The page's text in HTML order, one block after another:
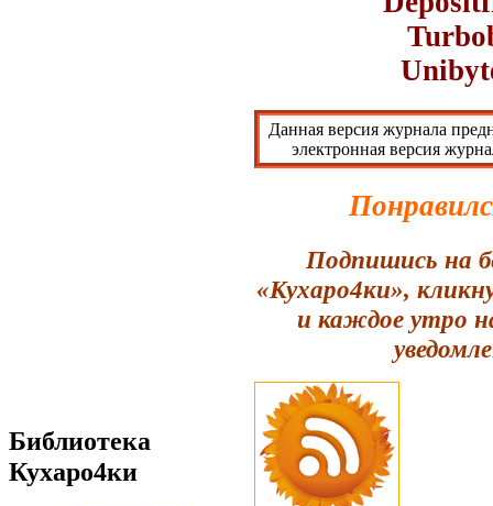
Библиотека
Кухаро4ки
Данная версия журнала
электронная версия
Подпишись на
«Кухаро4ки»,
и каждое утро